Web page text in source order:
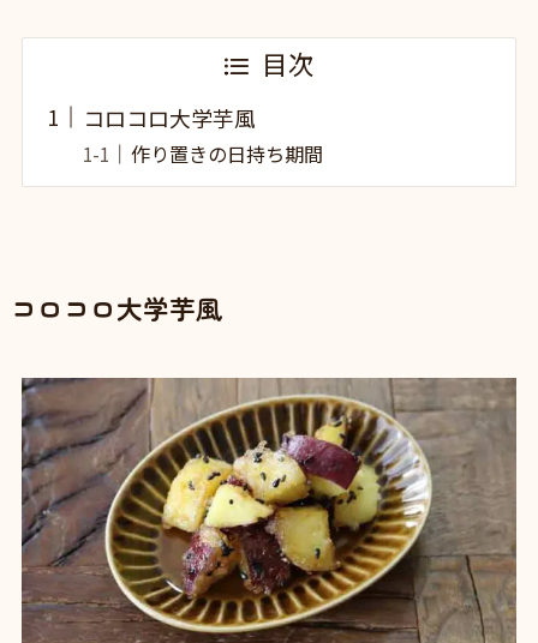
目次
コロコロ大学芋風
作り置きの日持ち期間
コロコロ大学芋風